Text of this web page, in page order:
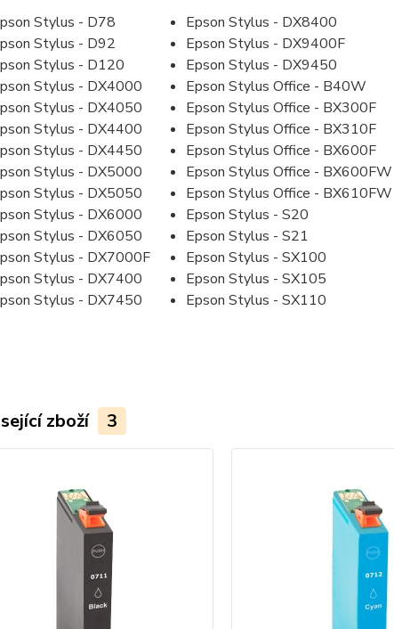
Stylus - D78
Stylus - D92
Stylus - D120
Stylus - DX4000
Stylus - DX4050
Stylus - DX4400
Stylus - DX4450
Stylus - DX5000
Stylus - DX5050
Stylus - DX6000
Stylus - DX6050
Stylus - DX7000F
Stylus - DX7400
Stylus - DX7450
Epson Stylus - DX8400
Epson Stylus - DX9400F
Epson Stylus - DX9450
Epson Stylus Office - B40W
Epson Stylus Office - BX300F
Epson Stylus Office - BX310F
Epson Stylus Office - BX600F
Epson Stylus Office - BX600FW
Epson Stylus Office - BX610FW
Epson Stylus - S20
Epson Stylus - S21
Epson Stylus - SX100
Epson Stylus - SX105
Epson Stylus - SX110
zboží 3